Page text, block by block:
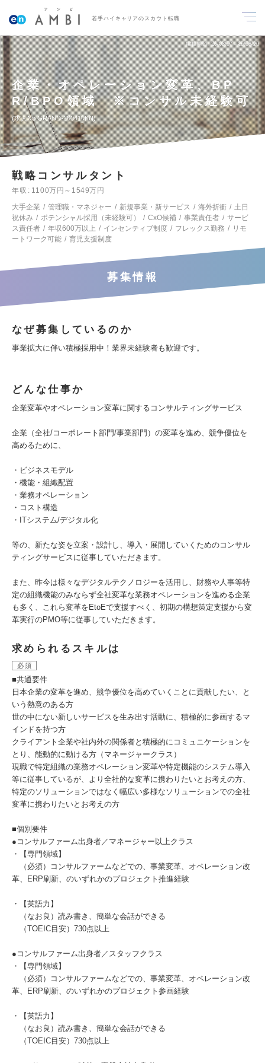
若手ハイキャリアのスカウト転職
掲載期間 26/08/07～26/08/20
企業・オペレーション変革、BP
R/BPO領域 ※コンサル未経験可
求人No.GRAND-260410KN
戦略コンサルタント
年収
1100万円～1549万円
大手企業
管理職・マネジャー 新規事業・新サービス 海外折衝
土日
祝休み
ポテンシャル採用（未経験可） CxO候補 事業責任者
サービ
ス責任者
年収600万以上 インセンティブ制度 フレックス勤務
リモ
ートワーク可能
育児支援制度
募集情報
なぜ募集しているのか
事業拡大に伴い積極採用中！業界未経験者も歓迎です。
どんな仕事か
企業変革やオペレーション変革に関するコンサルティングサービス
企業（全社/コーポレート部門/事業部門）の変革を進め、競争優位を
高めるために、
・ビジネスモデル
・機能・組織配置
・業務オペレーション
・コスト構造
・ITシステム/デジタル化
等の、新たな姿を立案・設計し、導入・展開していくためのコンサル
ティングサービスに従事していただきます。
また、昨今は様々なデジタルテクノロジーを活用し、財務や人事等特
定の組織機能のみならず全社変革な業務オペレーションを進める企業
も多く、これら変革をEtoEで支援すべく、初期の構想策定支援から変
革実行のPMO等に従事していただきます。
求められるスキルは
必須
■共通要件
日本企業の変革を進め、競争優位を高めていくことに貢献したい、と
いう熱意のある方
世の中にない新しいサービスを生み出す活動に、積極的に参画するマ
インドを持つ方
クライアント企業や社内外の関係者と積極的にコミュニケーションを
とり、能動的に動ける方（マネージャークラス）
現職で特定組織の業務オペレーション変革や特定機能のシステム導入
等に従事しているが、より全社的な変革に携わりたいとお考えの方、
特定のソリューションではなく幅広い多様なソリューションでの全社
変革に携わりたいとお考えの方
■個別要件
●コンサルファーム出身者／マネージャー以上クラス
・【専門領域】
（必須）コンサルファームなどでの、事業変革、オペレーション改
革、ERP刷新、のいずれかのプロジェクト推進経験
・【英語力】
（なお良）読み書き、簡単な会話ができる
（TOEIC目安）730点以上
●コンサルファーム出身者／スタッフクラス
・【専門領域】
（必須）コンサルファームなどでの、事業変革、オペレーション改
革、ERP刷新、のいずれかのプロジェクト参画経験
・【英語力】
（なお良）読み書き、簡単な会話ができる
（TOEIC目安）730点以上